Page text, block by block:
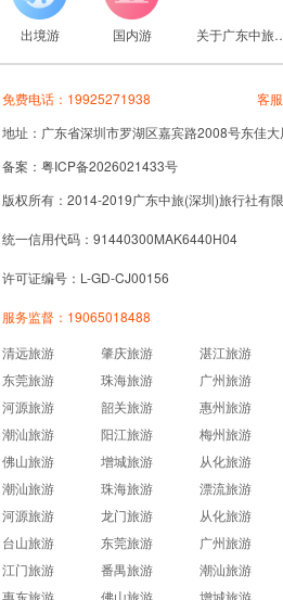
出境游 国内游 关于广东
免费电话： 19925271938 客
地址：广东省深圳市罗湖区嘉宾路2008号东佳大
备案：粤ICP备2026021433号
版权所有：2014-2019广东中旅(深圳)旅行社有
统一信用代码：91440300MAK6440H04
许可证编号：L-GD-CJ00156
服务监督： 19065018488
清远旅游
肇庆旅游 湛江旅游
东莞旅游
珠海旅游 广州旅游
河源旅游
韶关旅游 惠州旅游
潮汕旅游
阳江旅游 梅州旅游
佛山旅游
增城旅游 从化旅游
潮汕旅游
珠海旅游 漂流旅游
河源旅游
龙门旅游 从化旅游
台山旅游
东莞旅游 广州旅游
江门旅游
番禺旅游 潮汕旅游
惠东旅游
佛山旅游 增城旅游